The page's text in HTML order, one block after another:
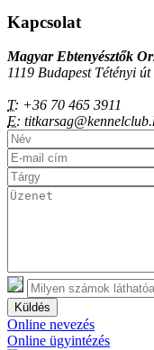
Kapcsolat
Magyar Ebtenyésztők
1119 Budapest Tétényi út
T: +36 70 465 3911
E:
Küldés
Online nevezés
Online ügyintézés